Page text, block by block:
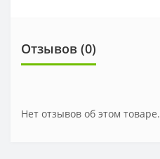
Отзывов (0)
Нет отзывов об этом товаре.